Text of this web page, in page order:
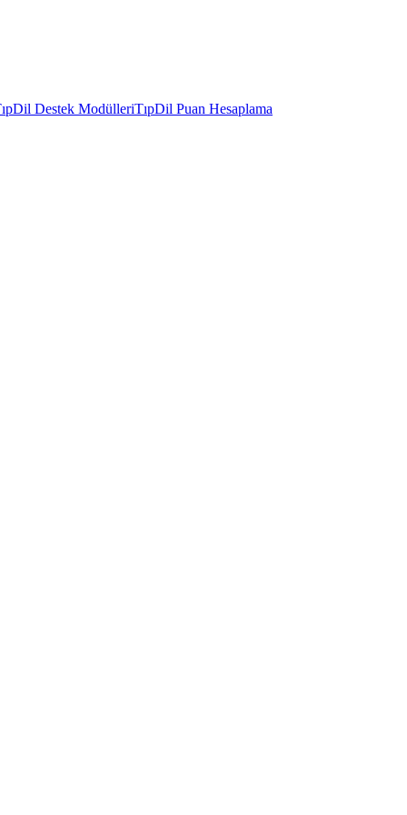
Destek ModülleriTıpDil Puan Hesaplama